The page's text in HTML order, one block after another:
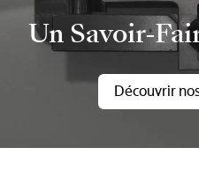
Un Savoir-
Découvrir